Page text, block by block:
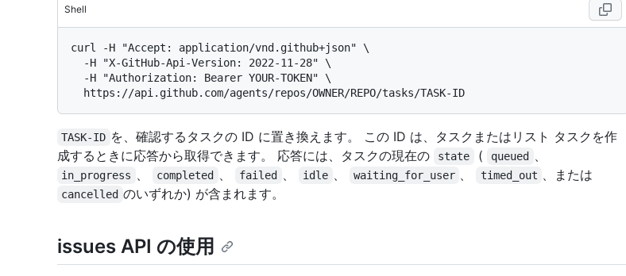
Shell
curl -H "Accept: application/vnd.github+json" \
TASK-ID を、確認するタスクの ID に置き換えます。 この ID は、タスクまたはリスト タスクを作
成するときに応答から取得できます。 応答には、タスクの現在の
state ( queued 、
in_progress 、 completed 、 failed 、 idle 、 waiting_for_user 、 timed_out 、または
cancelled のいずれか) が含まれます。
issues API の使用